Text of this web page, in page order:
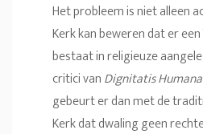
Het probleem is niet alleen
Kerk kan beweren dat er een
bestaat in religieuze
critici vanDignitatis
gebeurt er dan met de
Kerk dat dwaling geen